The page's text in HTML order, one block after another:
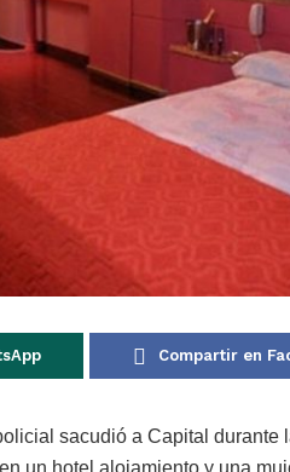
Compartir en
sacudió a Capital durante
un hotel alojamiento y una